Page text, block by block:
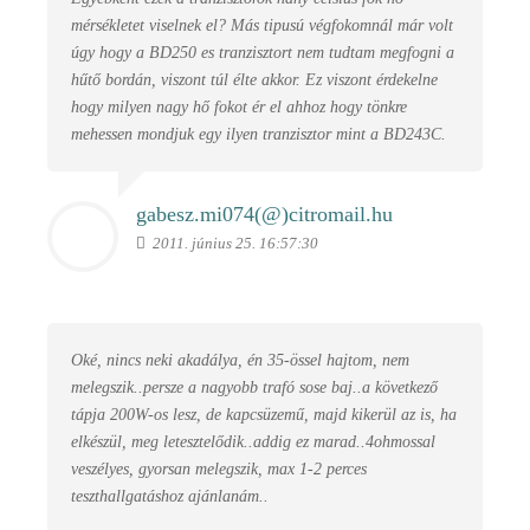
mérsékletet viselnek el? Más tipusú végfokomnál már volt
úgy hogy a BD250 es tranzisztort nem tudtam megfogni a
hűtő bordán, viszont túl élte akkor. Ez viszont érdekelne
hogy milyen nagy hő fokot ér el ahhoz hogy tönkre
mehessen mondjuk egy ilyen tranzisztor mint a BD243C.
gabesz.mi074(@)citromail.hu
2011. június 25. 16:57:30
Oké, nincs neki akadálya, én 35-össel hajtom, nem
melegszik..persze a nagyobb trafó sose baj..a következő
tápja 200W-os lesz, de kapcsüzemű, majd kikerül az is, ha
elkészül, meg letesztelődik..addig ez marad..4ohmossal
veszélyes, gyorsan melegszik, max 1-2 perces
teszthallgatáshoz ajánlanám..